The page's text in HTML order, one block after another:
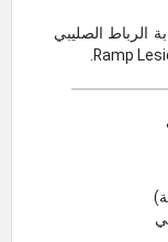
الرباط الصليبي